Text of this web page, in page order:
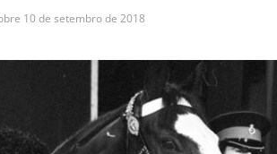
10 de setembro de 2018